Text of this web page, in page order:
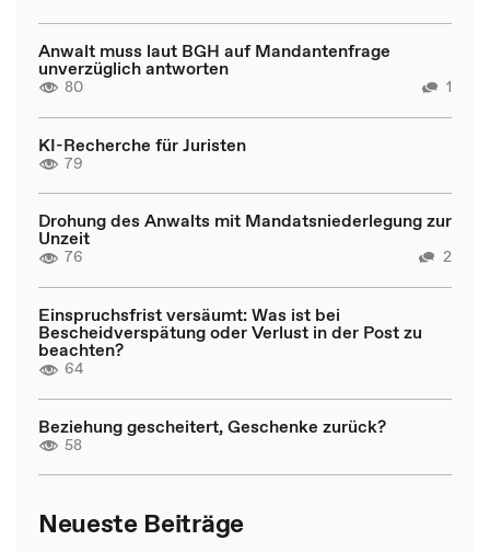
Anwalt muss laut BGH auf Mandantenfrage
unverzüglich antworten
80 1
KI-Recherche für Juristen
79
Drohung des Anwalts mit Mandatsniederlegung zur
Unzeit
76 2
Einspruchsfrist versäumt: Was ist bei
Bescheidverspätung oder Verlust in der Post zu
beachten?
64
Beziehung gescheitert, Geschenke zurück?
58
Neueste Beiträge